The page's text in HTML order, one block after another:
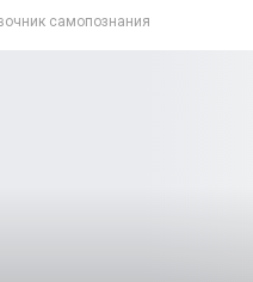
самопознания